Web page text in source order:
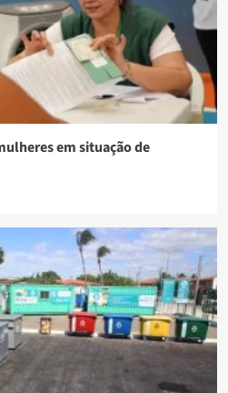
em situação de